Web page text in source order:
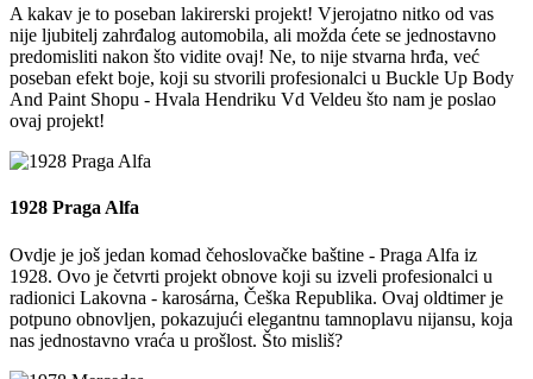
A kakav je to poseban lakirerski projekt! Vjerojatno nitko od vas
nije ljubitelj zahrđalog automobila, ali možda ćete se jednostavno
predomisliti nakon što vidite ovaj! Ne, to nije stvarna hrđa, već
poseban efekt boje, koji su stvorili profesionalci u Buckle Up Body
And Paint Shopu - Hvala Hendriku Vd Veldeu što nam je poslao
ovaj projekt!
1928 Praga Alfa
Ovdje je još jedan komad čehoslovačke baštine - Praga Alfa iz
1928. Ovo je četvrti projekt obnove koji su izveli profesionalci u
radionici Lakovna - karosárna, Češka Republika. Ovaj oldtimer je
potpuno obnovljen, pokazujući elegantnu tamnoplavu nijansu, koja
nas jednostavno vraća u prošlost. Što misliš?